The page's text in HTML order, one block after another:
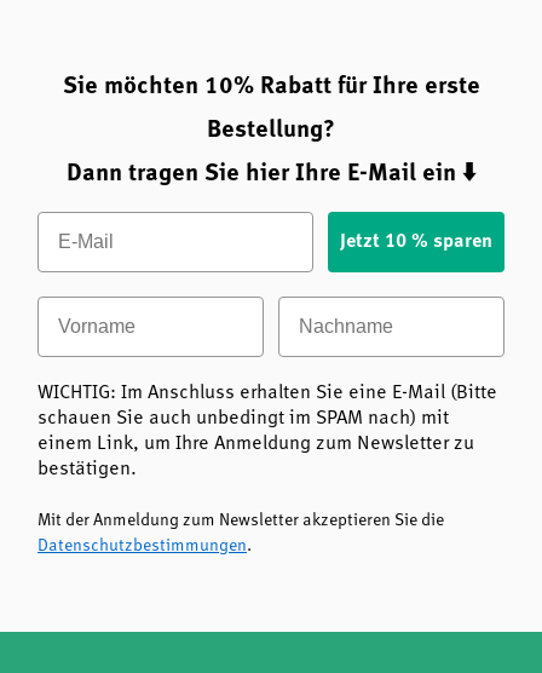
Sie möchten 10% Rabatt für Ihre erste
Bestellung?
Dann tragen Sie hier Ihre E-Mail ein ⬇️
Email
Jetzt 10 % sparen
Vorname Nachname
WICHTIG: Im Anschluss erhalten Sie eine E-Mail (Bitte
schauen Sie auch unbedingt im SPAM nach) mit
einem Link, um Ihre Anmeldung zum Newsletter zu
bestätigen.
Mit der Anmeldung zum Newsletter akzeptieren Sie die
Datenschutzbestimmungen.